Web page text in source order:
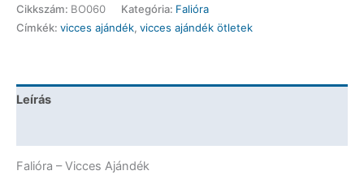
Már
70
legenda
-
Falióra
Cikkszám: BO060 Kategória: Falióra
Címkék: vicces ajándék, vicces ajándék ötletek
Leírás
Falióra – Vicces Ajándék